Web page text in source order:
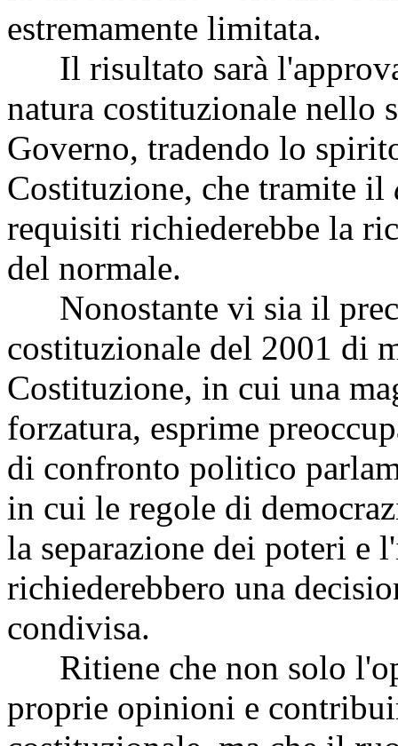
estremamente limitata.
Il risultato sarà
natura costituzionale nello
Governo, tradendo lo
Costituzione, che tramite il
requisiti richiederebbe la
del normale.
Nonostante vi sia il
costituzionale del 2001 di
Costituzione, in cui una
forzatura, esprime
di confronto politico
in cui le regole di
la separazione dei poteri e
richiederebbero una
condivisa.
Ritiene che non solo
proprie opinioni e